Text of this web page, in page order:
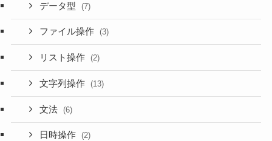
データ型 (7)
ファイル操作 (3)
リスト操作 (2)
文字列操作 (13)
文法 (6)
日時操作 (2)